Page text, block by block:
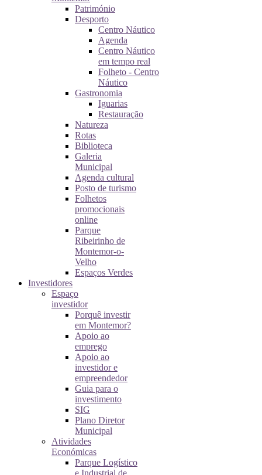
Património
Desporto
Centro Náutico
Agenda
Centro Náutico
em tempo real
Folheto - Centro
Náutico
Gastronomia
Iguarias
Restauração
Natureza
Rotas
Biblioteca
Galeria
Municipal
Agenda cultural
Posto de turismo
Folhetos
promocionais
online
Parque
Ribeirinho de
Montemor-o-
Velho
Espaços Verdes
Investidores
Espaço
investidor
Porquê investir
em Montemor?
Apoio ao
emprego
Apoio ao
investidor e
empreendedor
Guia para o
investimento
SIG
Plano Diretor
Municipal
Atividades
Económicas
Parque Logístico
e Industrial de